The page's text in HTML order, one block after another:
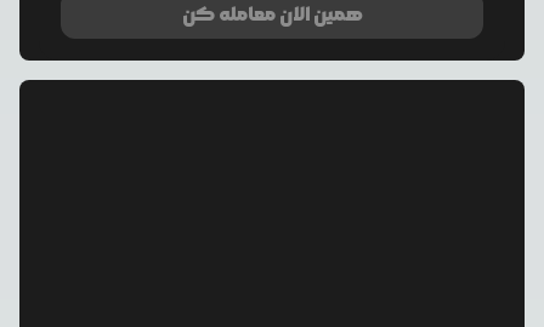
همین الان معامله کن